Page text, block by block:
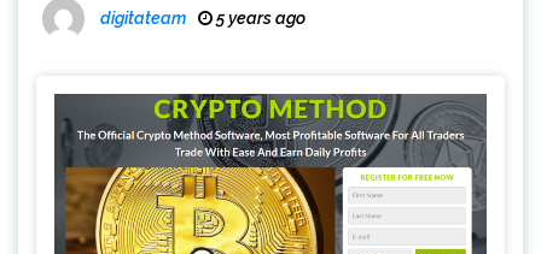
digitateam 5 years ago